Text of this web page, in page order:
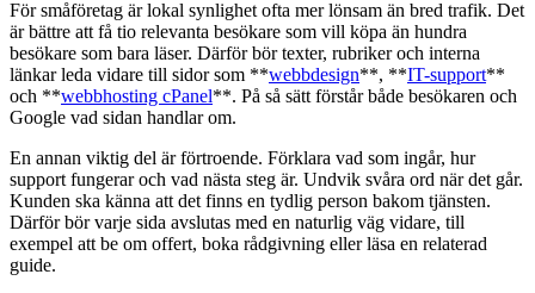
För småföretag är lokal synlighet ofta mer lönsam än bred trafik. Det
är bättre att få tio relevanta besökare som vill köpa än hundra
besökare som bara läser. Därför bör texter, rubriker och interna
länkar leda vidare till sidor som **webbdesign**, **IT-support**
och **webbhosting cPanel**. På så sätt förstår både besökaren och
Google vad sidan handlar om.
En annan viktig del är förtroende. Förklara vad som ingår, hur
support fungerar och vad nästa steg är. Undvik svåra ord när det går.
Kunden ska känna att det finns en tydlig person bakom tjänsten.
Därför bör varje sida avslutas med en naturlig väg vidare, till
exempel att be om offert, boka rådgivning eller läsa en relaterad
guide.